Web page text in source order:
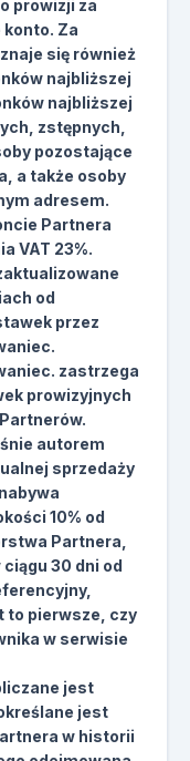
prowizji za
konto. Za
się również
najbliższej
najbliższej
zstępnych,
pozostające
a także osoby
adresem.
Partnera
VAT 23%.
od
przez
zastrzega
prowizyjnych
autorem
sprzedaży
10% od
Partnera,
30 dni od
to pierwsze, czy
w serwisie
jest
jest
w historii